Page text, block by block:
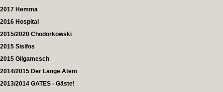
2017 Hemma
2016 Hospital
2015/2020 Chodorkowski
2015 Sisifos
2015 Gilgamesch
2014/2015 Der Lange Atem
2013/2014 GATES - Gäste!